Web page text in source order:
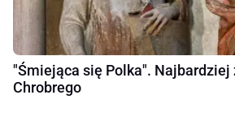
"Śmiejąca się Polka". Najbardziej
Chrobrego